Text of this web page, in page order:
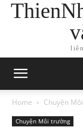
Home Chuyện
Chuyện Môi trường